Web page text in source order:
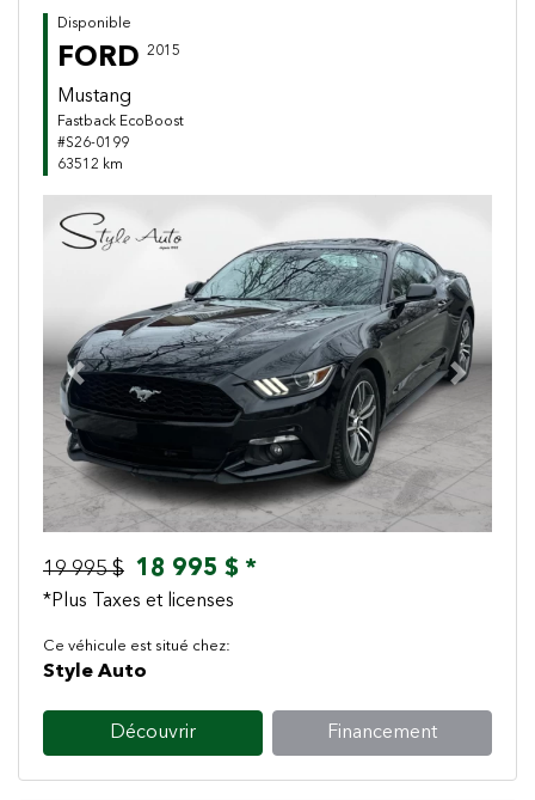
Disponible
FORD 2015
Mustang
Fastback EcoBoost
#S26-0199
63512 km
Previous Next
19 995 $ 18 995 $ *
*Plus Taxes et licenses
Ce véhicule est situé chez:
Style Auto
Découvrir Financement